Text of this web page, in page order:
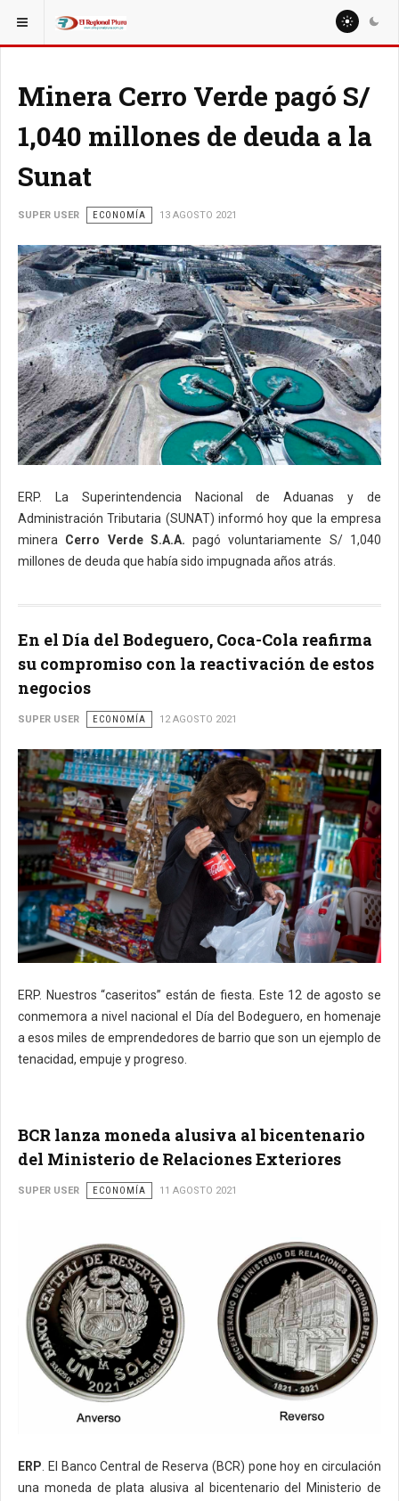
ESTÁ AQUÍ: NACIONALES
Minera Cerro Verde pagó S/
1,040 millones de deuda a la
Sunat
SUPER USER ECONOMÍA 13 AGOSTO 2021
ERP. La Superintendencia Nacional de Aduanas y de
Administración Tributaria (SUNAT) informó hoy que la empresa
minera Cerro Verde S.A.A. pagó voluntariamente S/ 1,040
millones de deuda que había sido impugnada años atrás.
En el Día del Bodeguero, Coca-Cola reafirma
su compromiso con la reactivación de estos
negocios
SUPER USER ECONOMÍA 12 AGOSTO 2021
ERP. Nuestros “caseritos” están de fiesta. Este 12 de agosto se
conmemora a nivel nacional el Día del Bodeguero, en homenaje
a esos miles de emprendedores de barrio que son un ejemplo de
tenacidad, empuje y progreso.
BCR lanza moneda alusiva al bicentenario
del Ministerio de Relaciones Exteriores
SUPER USER ECONOMÍA 11 AGOSTO 2021
ERP . El Banco Central de Reserva (BCR) pone hoy en circulación
una moneda de plata alusiva al bicentenario del Ministerio de